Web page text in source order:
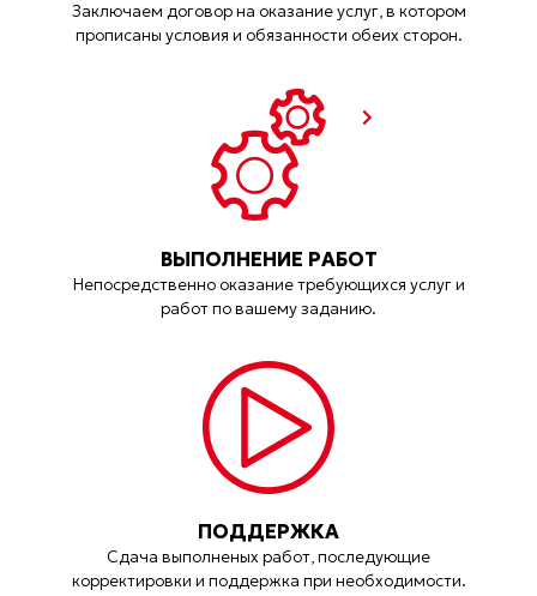
Заключаем договор на оказание услуг, в котором
прописаны условия и обязанности обеих сторон.
ВЫПОЛНЕНИЕ РАБОТ
Непосредственно оказание требующихся услуг и
работ по вашему заданию.
ПОДДЕРЖКА
Сдача выполненых работ, последующие
корректировки и поддержка при необходимости.